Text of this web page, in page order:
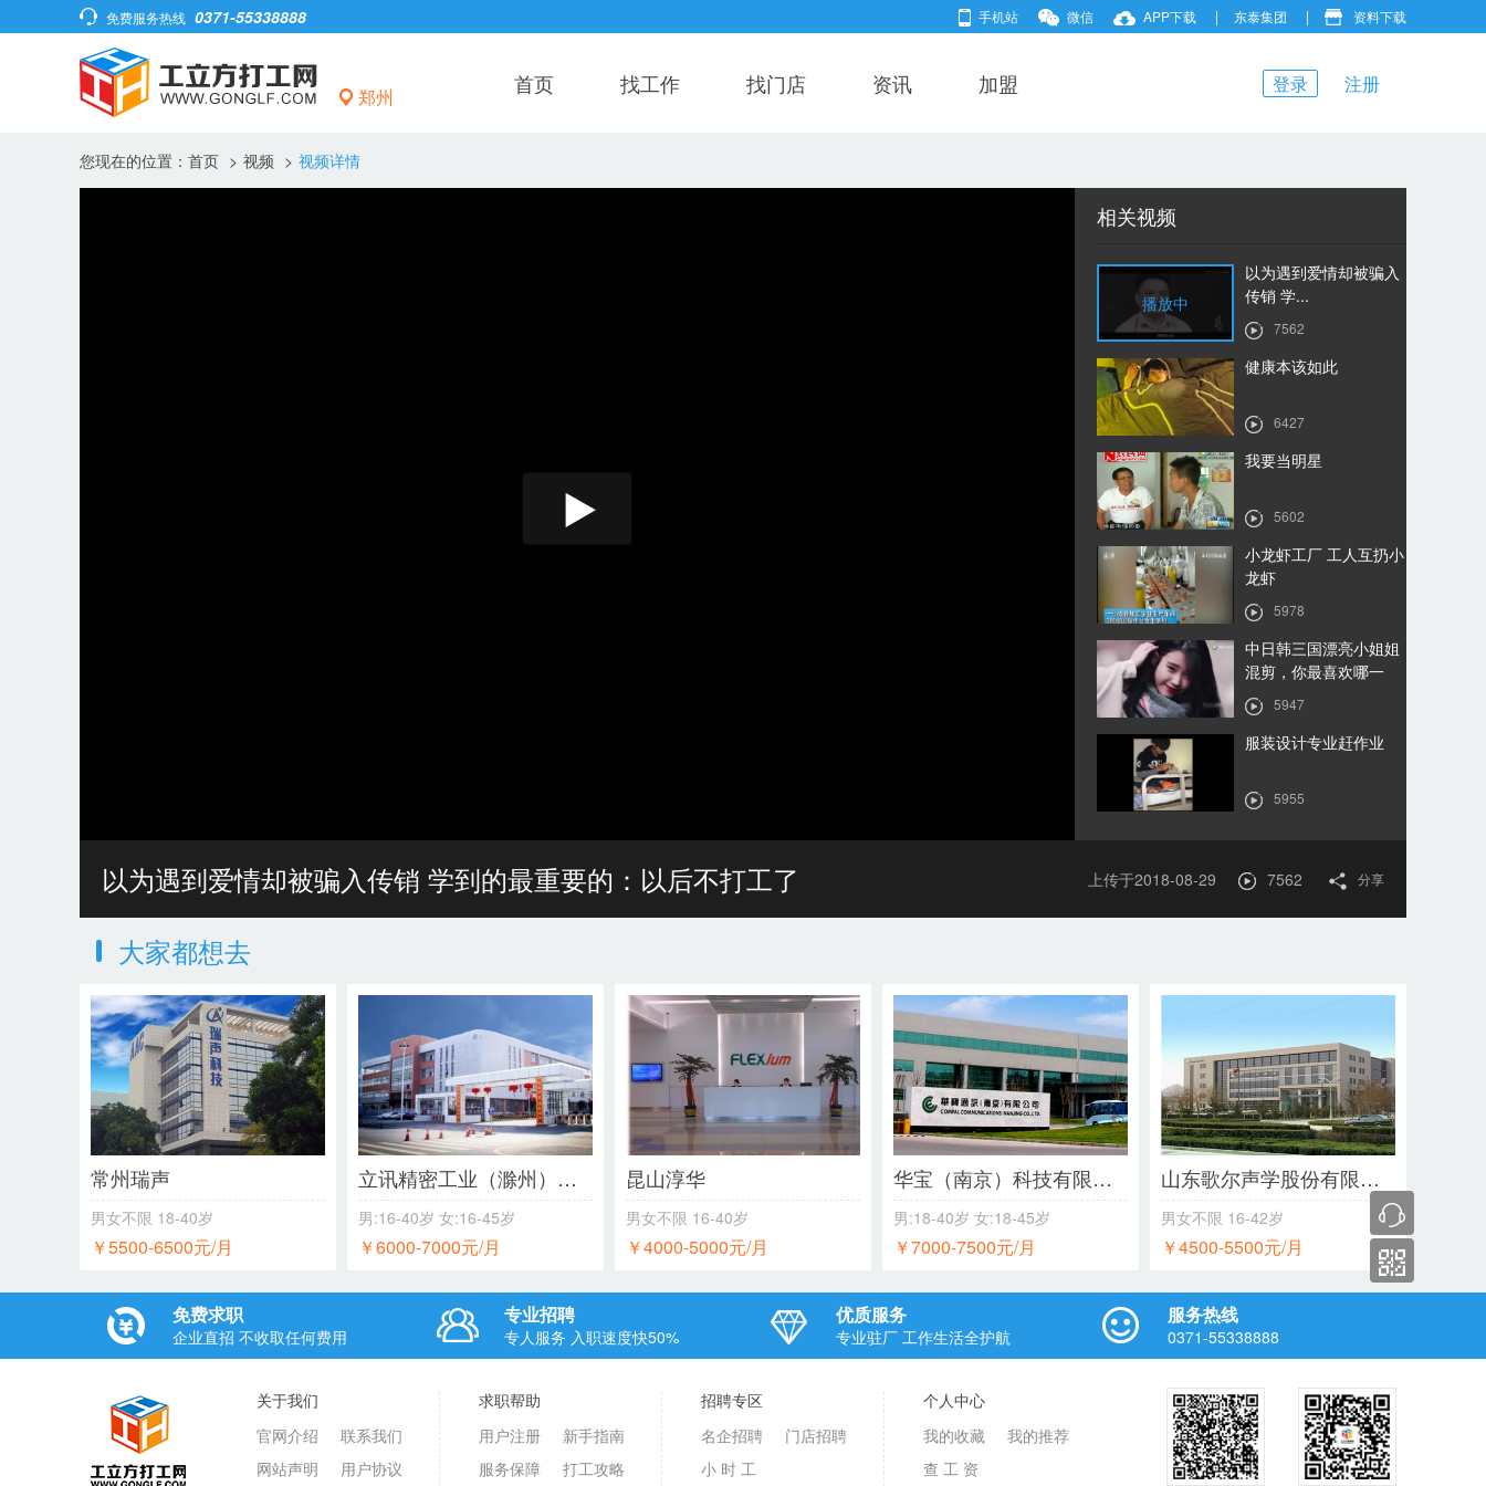
免费服务热线 0371-55338888 手机站 微信 APP下载 东泰集团 资料下载
郑州 首页 找工作 找门店 资讯 加盟 登录 注册
您现在的位置： 首页 > 视频 > 视频详情
相关视频
播放中
以为遇到爱情却被骗入
传销 学...
7562
健康本该如此
6427
我要当明星
5602
小龙虾工厂 工人互扔小
龙虾
5978
中日韩三国漂亮小姐姐
混剪，你最喜欢哪一
个？5947
服装设计专业赶作业
5955
以为遇到爱情却被骗入传销 学到的最重要的：以后不打工了 上传于2018-08-29 7562 分享
大家都想去
常州瑞声
男女不限 18-40岁
￥5500-6500元/月
立讯精密工业（滁州）有限公司
男:16-40岁 女:16-45岁
￥6000-7000元/月
昆山淳华
男女不限 16-40岁
￥4000-5000元/月
华宝（南京）科技有限公司
男:18-40岁 女:18-45岁
￥7000-7500元/月
山东歌尔声学股份有限公司
男女不限 16-42岁
￥4500-5500元/月
免费求职
企业直招 不收取任何费用
专业招聘
专人服务 入职速度快50%
优质服务
专业驻厂 工作生活全护航
服务热线
0371-55338888
关于我们
官网介绍
联系我们
网站声明
用户协议
求职帮助
用户注册
新手指南
服务保障
打工攻略
招聘专区
名企招聘
门店招聘
小 时 工
个人中心
我的收藏
我的推荐
查 工 资